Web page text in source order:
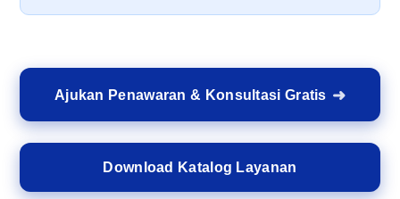
Ajukan Penawaran & Konsultasi Gratis
Download Katalog Layanan